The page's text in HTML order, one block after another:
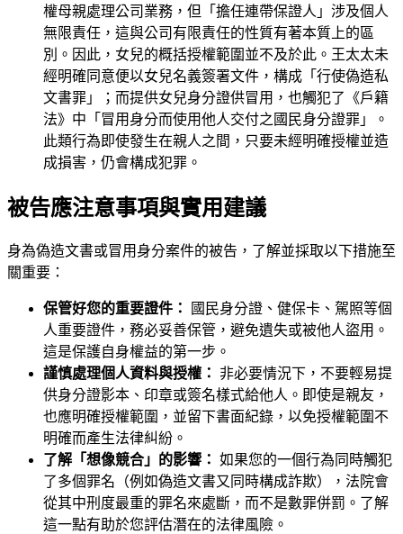
權母親處理公司業務，但「擔任連帶保證人」涉及個人
無限責任，這與公司有限責任的性質有著本質上的區
別。因此，女兒的概括授權範圍並不及於此。王太太未
經明確同意便以女兒名義簽署文件，構成「行使偽造私
文書罪」；而提供女兒身分證供冒用，也觸犯了《戶籍
法》中「冒用身分而使用他人交付之國民身分證罪」。
此類行為即使發生在親人之間，只要未經明確授權並造
成損害，仍會構成犯罪。
被告應注意事項與實用建議
身為偽造文書或冒用身分案件的被告，了解並採取以下措施至
關重要：
保管好您的重要證件：
國民身分證、健保卡、駕照等個
人重要證件，務必妥善保管，避免遺失或被他人盜用。
這是保護自身權益的第一步。
謹慎處理個人資料與授權：
非必要情況下，不要輕易提
供身分證影本、印章或簽名樣式給他人。即使是親友，
也應明確授權範圍，並留下書面紀錄，以免授權範圍不
明確而產生法律糾紛。
了解「想像競合」的影響： 如果您的一個行為同時觸犯
了多個罪名（例如偽造文書又同時構成詐欺），法院會
從其中刑度最重的罪名來處斷，而不是數罪併罰。了解
這一點有助於您評估潛在的法律風險。